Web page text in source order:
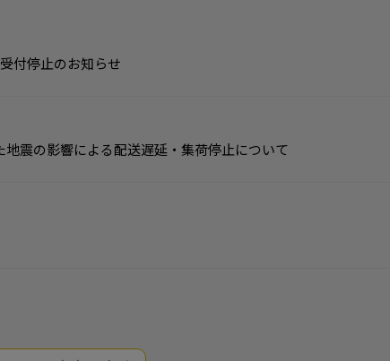
付停止のお知らせ
震の影響による配送遅延・集荷停止について